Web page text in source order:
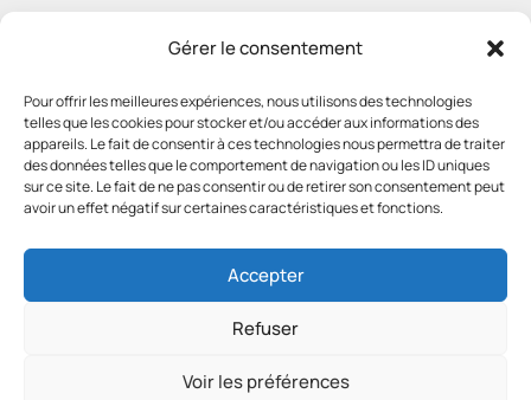
Gérer le consentement
Pour offrir les meilleures expériences, nous utilisons des technologies
telles que les cookies pour stocker et/ou accéder aux informations des
appareils. Le fait de consentir à ces technologies nous permettra de traiter
des données telles que le comportement de navigation ou les ID uniques
sur ce site. Le fait de ne pas consentir ou de retirer son consentement peut
avoir un effet négatif sur certaines caractéristiques et fonctions.
Accepter
Refuser
Voir les préférences

info@derenne.law

081 22 45 74
2025 – SNC Derenne & Associés – TVA: